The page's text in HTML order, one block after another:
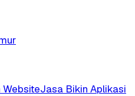
Jasa Bikin Aplikasi